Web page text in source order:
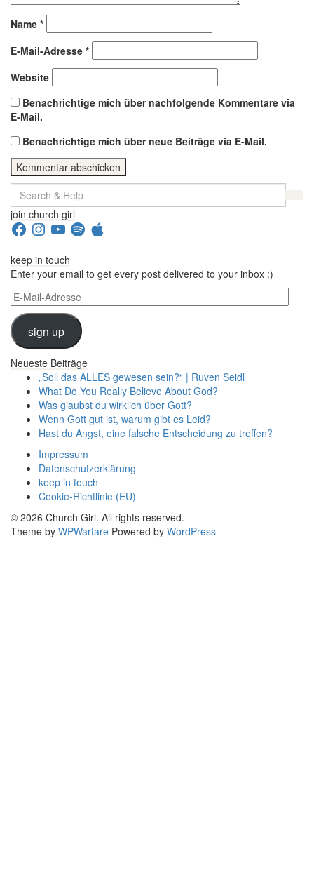
Name *
E-Mail-Adresse *
Website
Benachrichtige mich über nachfolgende Kommentare via
E-Mail.
Benachrichtige mich über neue Beiträge via E-Mail.
Search
for:
join church girl
FacebookInstagram
YouTubeSpotifyApple
keep in touch
Enter your email to get every post delivered to your inbox :)
E-
Mail-
Adresse
sign up
Neueste Beiträge
„Soll das ALLES gewesen sein?“ | Ruven Seidl
What Do You Really Believe About God?
Was glaubst du wirklich über Gott?
Wenn Gott gut ist, warum gibt es Leid?
Hast du Angst, eine falsche Entscheidung zu treffen?
Impressum
Datenschutzerklärung
keep in touch
Cookie-Richtlinie (EU)
© 2026 Church Girl. All rights reserved.
Theme by WPWarfare Powered by WordPress